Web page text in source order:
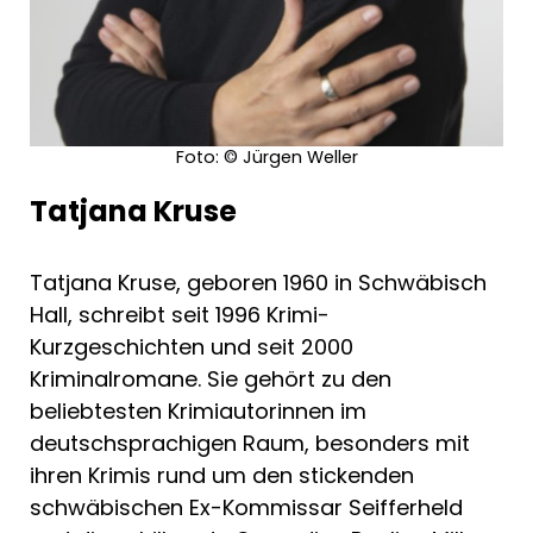
"Die Krimis von Tatjana Kruse sind nicht nur
lustig, sondern auch spannend - das
macht sie zu einem morbiden Vergnügen!"
Krimödien von Tatjana Kruse bei Haymon
Grabt Opa aus!
Bei Zugabe Mord!
Foto: © Jürgen Weller
Tatjana Kruse
Tatjana Kruse, geboren 1960 in Schwäbisch
Hall, schreibt seit 1996 Krimi-
Kurzgeschichten und seit 2000
Kriminalromane. Sie gehört zu den
beliebtesten Krimiautorinnen im
deutschsprachigen Raum, besonders mit
ihren Krimis rund um den stickenden
schwäbischen Ex-Kommissar Seifferheld